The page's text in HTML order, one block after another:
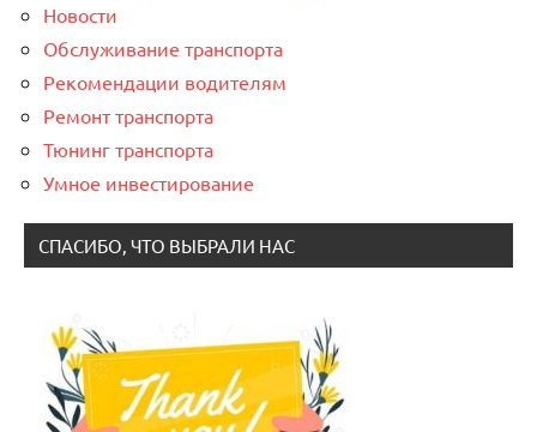
Новости
Обслуживание транспорта
Рекомендации водителям
Ремонт транспорта
Тюнинг транспорта
Умное инвестирование
СПАСИБО, ЧТО ВЫБРАЛИ НАС